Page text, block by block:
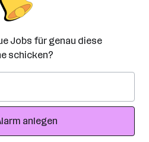
Jobs für genau diese
schicken?
anlegen